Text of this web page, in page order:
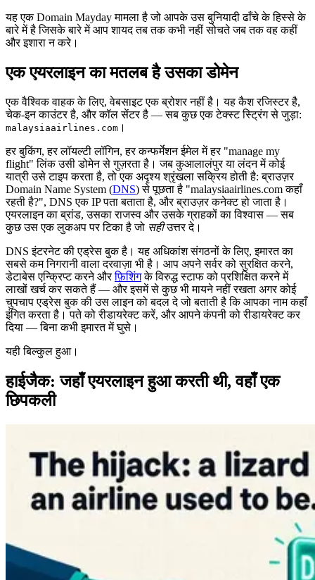
यह एक Domain Mayday मामला है जो आपके उस बुनियादी ढाँचे के हिस्से के
बारे में है जिसके बारे में आप शायद तब तक कभी नहीं सोचते जब तक वह कहीं
और इशारा न करे।
एक एयरलाइन का मतलब है उसका डोमेन
एक वैश्विक वाहक के लिए, वेबसाइट एक ब्रोशर नहीं है। यह कैश रजिस्टर है,
चेक-इन काउंटर है, और कॉल सेंटर है — सब कुछ एक टेक्स्ट स्ट्रिंग से जुड़ा:
malaysiaairlines.com ।
हर बुकिंग, हर लॉयल्टी लॉगिन, हर कन्फर्मेशन ईमेल में हर "manage my
flight" लिंक उसी डोमेन से गुज़रता है। जब कुआलालंपुर या लंदन में कोई
यात्री उसे टाइप करता है, तो एक अदृश्य श्रृंखला सक्रिय होती है: ब्राउज़र
Domain Name System (DNS) से पूछता है "malaysiaairlines.com कहाँ
रहती है?", DNS एक IP पता बताता है, और ब्राउज़र कनेक्ट हो जाता है।
एयरलाइन का ब्रांड, उसका राजस्व और उसके ग्राहकों का विश्वास — सब
कुछ उस एक लुकअप पर टिका है जो सहीउत्तर दे।
DNS इंटरनेट की एड्रेस बुक है। यह अधिकांश संगठनों के लिए, इमारत का
सबसे कम निगरानी वाला दरवाज़ा भी है। आप अपने सर्वर को सुरक्षित करने,
डेटाबेस एन्क्रिप्ट करने औरफ़िशिंगके विरुद्ध स्टाफ को प्रशिक्षित करने में
लाखों खर्च कर सकते हैं — और इसमें से कुछ भी मायने नहीं रखता अगर कोई
चुपचाप एड्रेस बुक की उस लाइन को बदल दे जो बताती है कि आपका नाम कहाँ
इंगित करता है। पते को रीडायरेक्ट करें, और आपने कंपनी को रीडायरेक्ट कर
दिया — बिना कभी इमारत में घुसे।
यही बिल्कुल हुआ।
हाईजैक: जहाँ एयरलाइन हुआ करती थी, वहाँ एक
छिपकली